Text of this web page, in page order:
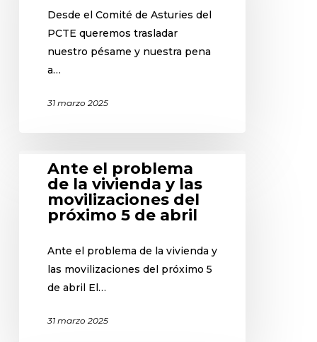
Desde el Comité de Asturies del
PCTE queremos trasladar
nuestro pésame y nuestra pena
a…
31 marzo 2025
Ante el problema
de la vivienda y las
movilizaciones del
próximo 5 de abril
Ante el problema de la vivienda y
las movilizaciones del próximo 5
de abril El…
31 marzo 2025